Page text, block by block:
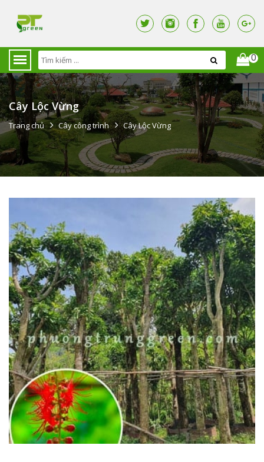
0
Cây Lộc Vừng
Trang chủ Cây công trình Cây Lộc Vừng